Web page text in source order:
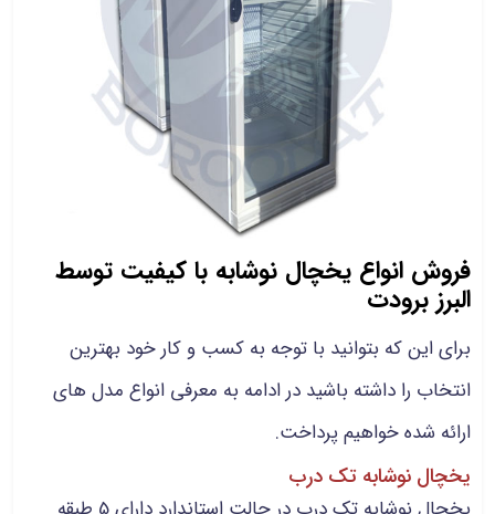
فروش انواع یخچال نوشابه با کیفیت توسط
البرز برودت
برای این که بتوانید با توجه به کسب و کار خود بهترین
انتخاب را داشته باشید در ادامه به معرفی انواع مدل های
ارائه شده خواهیم پرداخت.
یخچال نوشابه تک درب